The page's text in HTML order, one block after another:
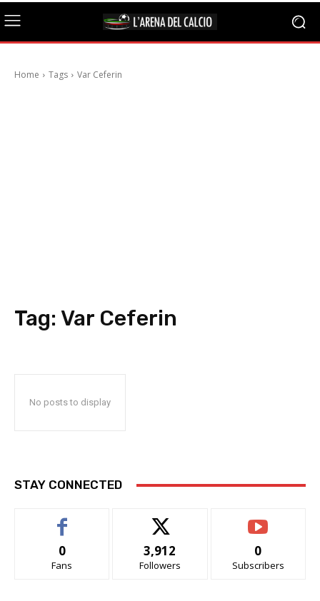
Home Tags Var Ceferin
Tag: Var Ceferin
No posts to display
STAY CONNECTED
0
Fans
3,912
Followers
0
Subscribers